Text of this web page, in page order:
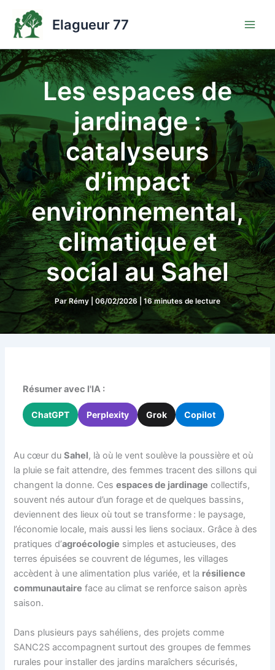
contenu
Elagueur 77
Les espaces de
jardinage :
catalyseurs
d’impact
environnemental,
climatique et
social au Sahel
ParRémy 06/02/2026 16 minutes de lecture
Résumer avec l'IA :
ChatGPT Perplexity Grok Copilot
Au cœur duSahel, là où le vent soulève la poussière et où
la pluie se fait attendre, des femmes tracent des sillons qui
changent la donne. Cesespaces de jardinage collectifs,
souvent nés autour d’un forage et de quelques bassins,
deviennent des lieux où tout se transforme : le paysage,
l’économie locale, mais aussi les liens sociaux. Grâce à des
pratiques d’agroécologie simples et astucieuses, des
terres épuisées se couvrent de légumes, les villages
accèdent à une alimentation plus variée, et la résilience
communautaire face au climat se renforce saison après
saison.
Dans plusieurs pays sahéliens, des projets comme
SANC2S accompagnent surtout des groupes de femmes
rurales pour installer des jardins maraîchers sécurisés,